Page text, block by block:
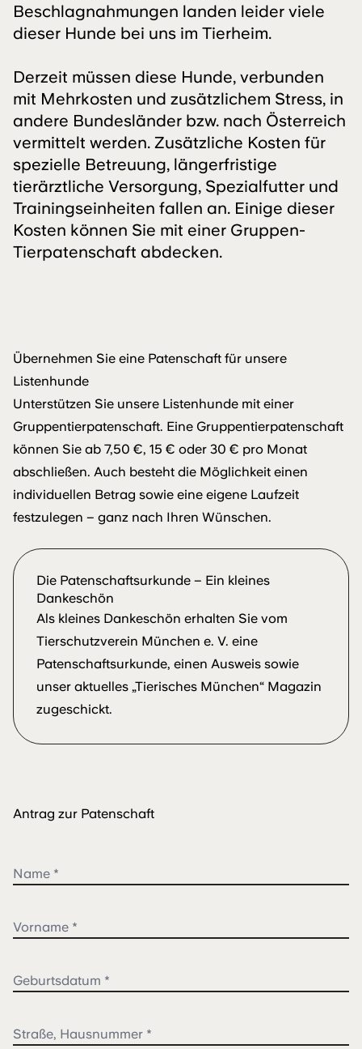
Beschlagnahmungen landen leider viele
dieser Hunde bei uns im Tierheim.
Derzeit müssen diese Hunde, verbunden
mit Mehrkosten und zusätzlichem Stress, in
andere Bundesländer bzw. nach Österreich
vermittelt werden. Zusätzliche Kosten für
spezielle Betreuung, längerfristige
tierärztliche Versorgung, Spezialfutter und
Trainingseinheiten fallen an. Einige dieser
Kosten können Sie mit einer Gruppen-
Tierpatenschaft abdecken.
Übernehmen Sie eine Patenschaft für unsere
Listenhunde
Unterstützen Sie unsere Listenhunde mit einer
Gruppentierpatenschaft. Eine Gruppentierpatenschaft
können Sie ab 7,50 €, 15 € oder 30 € pro Monat
abschließen. Auch besteht die Möglichkeit einen
individuellen Betrag sowie eine eigene Laufzeit
festzulegen – ganz nach Ihren Wünschen.
Die Patenschaftsurkunde – Ein kleines
Dankeschön
Als kleines Dankeschön erhalten Sie vom
Tierschutzverein München e. V. eine
Patenschaftsurkunde, einen Ausweis sowie
unser aktuelles „Tierisches München“ Magazin
zugeschickt.
Antrag zur Patenschaft